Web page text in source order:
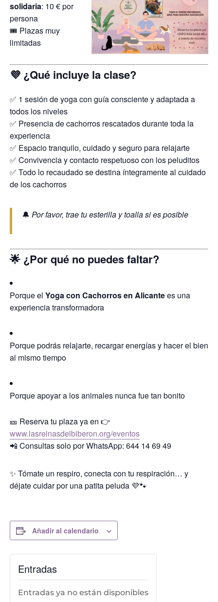
solidaria: 10 € por
persona
🎟️ Plazas muy
limitadas
💜 ¿Qué incluye la clase?
✅ 1 sesión de yoga con guía consciente y adaptada a
todos los niveles
✅ Presencia de cachorros rescatados durante toda la
experiencia
✅ Espacio tranquilo, cuidado y seguro para relajarte
✅ Convivencia y contacto respetuoso con los peluditos
✅ Todo lo recaudado se destina íntegramente al cuidado
de los cachorros
🔔 Por favor, trae tu esterilla y toalla si es posible
🌟 ¿Por qué no puedes faltar?
Porque el Yoga con Cachorros en Alicantees una
experiencia transformadora
Porque podrás relajarte, recargar energías y hacer el bien
al mismo tiempo
Porque apoyar a los animales nunca fue tan bonito
🎫 Reserva tu plaza ya en 👉
www.lasreinasdelbiberon.org/eventos
📲 Consultas solo por WhatsApp: 644 14 69 49
✨ Tómate un respiro, conecta con tu respiración… y
déjate cuidar por una patita peluda 💜🐾
Añadir al calendario
Entradas
Entradas ya no están disponibles